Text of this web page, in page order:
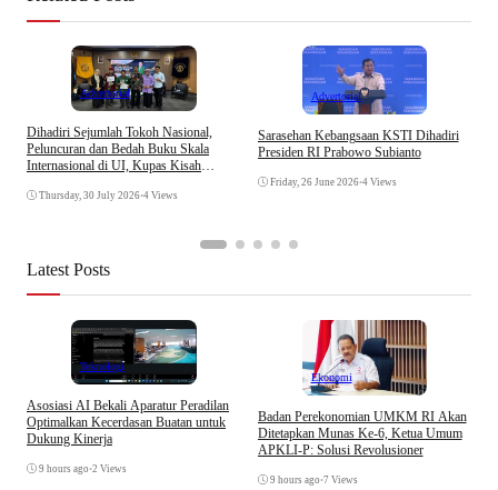
Advertorial
Dihadiri Sejumlah Tokoh Nasional,
Peluncuran dan Bedah Buku Skala
Internasional di UI, Kupas Kisah
Thursday, 30 July 2026•4 Views
Advertorial
Sarasehan Kebangsaan KSTI Dihadiri
Presiden RI Prabowo Subianto
Friday, 26 June 2026•4 Views
Latest Posts
Teknologi
Asosiasi AI Bekali Aparatur Peradilan
Optimalkan Kecerdasan Buatan untuk
Dukung Kinerja
9 hours ago •2 Views
Ekonomi
Badan Perekonomian UMKM RI Akan
Ditetapkan Munas Ke-6, Ketua Umum
APKLI-P: Solusi Revolusioner
9 hours ago •7 Views